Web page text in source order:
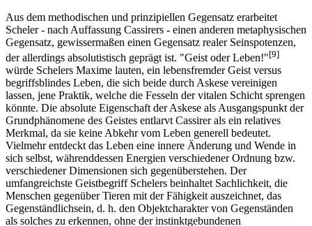
Aus dem methodischen und prinzipiellen Gegensatz erarbeitet
Scheler - nach Auffassung Cassirers - einen anderen metaphysischen
Gegensatz, gewissermaßen einen Gegensatz realer Seinspotenzen,
der allerdings absolutistisch geprägt ist. "Geist oder Leben!"[9]
würde Schelers Maxime lauten, ein lebensfremder Geist versus
begriffsblindes Leben, die sich beide durch Askese vereinigen
lassen, jene Praktik, welche die Fesseln der vitalen Schicht sprengen
könnte. Die absolute Eigenschaft der Askese als Ausgangspunkt der
Grundphänomene des Geistes entlarvt Cassirer als ein relatives
Merkmal, da sie keine Abkehr vom Leben generell bedeutet.
Vielmehr entdeckt das Leben eine innere Änderung und Wende in
sich selbst, währenddessen Energien verschiedener Ordnung bzw.
verschiedener Dimensionen sich gegenüberstehen. Der
umfangreichste Geistbegriff Schelers beinhaltet Sachlichkeit, die
Menschen gegenüber Tieren mit der Fähigkeit auszeichnet, das
Gegenständlichsein, d. h. den Objektcharakter von Gegenständen
als solches zu erkennen, ohne der instinktgebundenen